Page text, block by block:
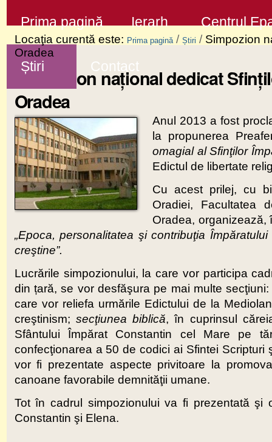
la
conţinut
Sari
la
navigare
Prima pagină Ierarh Centrul
Știri Contact
Locaţia curentă este: Prima pagină / Știri / Simpozion
Oradea
Simpozion naţional dedicat
Oradea
Anul 2013 a fost
la propunerea
omagial al Sfinţilor
Edictul de libertate
Cu acest prilej, cu
Oradiei, Facultatea
Oradea, organizează,
„Epoca, personalitatea şi contribuţia
creştine”.
Lucrările simpozionului, la care vor participa
din țară, se vor desfăşura pe mai multe
care vor reliefa urmările Edictului de la
creştinism; secţiunea biblică, în cuprinsul
Sfântului Împărat Constantin cel Mare pe
confecţionarea a 50 de codici ai Sfintei
vor fi prezentate aspecte privitoare la
canoane favorabile demnităţii umane.
Tot în cadrul simpozionului va fi prezentată şi
Constantin şi Elena.